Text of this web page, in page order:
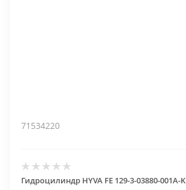
71534220
Гидроцилиндр HYVA FE 129-3-03880-001A-